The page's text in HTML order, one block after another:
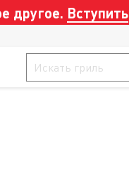
другое. Вступить